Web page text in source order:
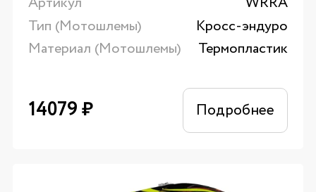
Тип (Мотошлемы)
Кросс-эндуро
Материал (Мотошлемы)
Термопластик
14079₽ Подробнее